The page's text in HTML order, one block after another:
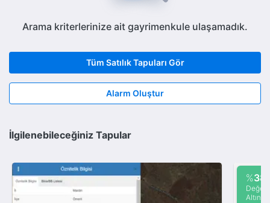
Arama kriterlerinize ait gayrimenkule ulaşamadık.
Tüm Satılık Tapuları Gör
Alarm Oluştur
İlgilenebileceğiniz Tapular
%38
Altında